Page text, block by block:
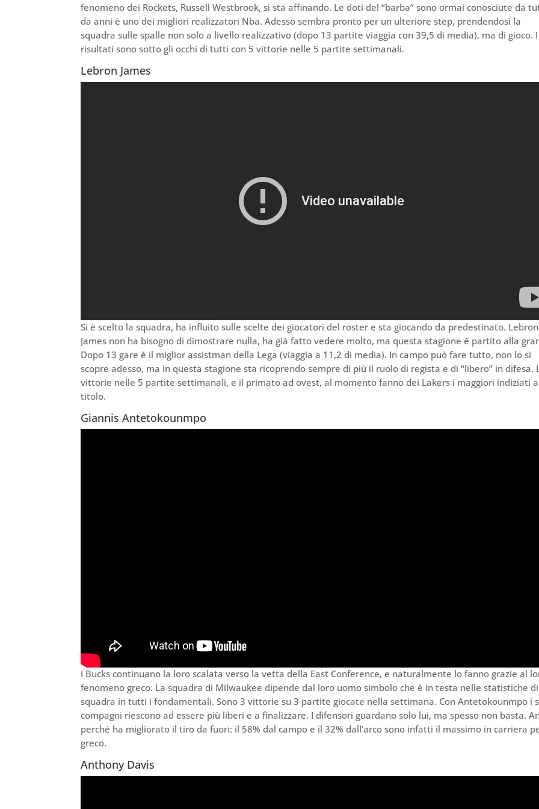
fenomeno dei Rockets, Russell Westbrook, si sta affinando. Le doti del “barba” sono ormai conosciute da
da anni è uno dei migliori realizzatori Nba. Adesso sembra pronto per un ulteriore step, prendendosi la
squadra sulle spalle non solo a livello realizzativo (dopo 13 partite viaggia con 39,5 di media), ma di gioco. I
risultati sono sotto gli occhi di tutti con 5 vittorie nelle 5 partite settimanali.
Lebron James
Si è scelto la squadra, ha influito sulle scelte dei giocatori del roster e sta giocando da predestinato. Lebron
James non ha bisogno di dimostrare nulla, ha già fatto vedere molto, ma questa stagione è partito alla
Dopo 13 gare è il miglior assistman della Lega (viaggia a 11,2 di media). In campo può fare tutto, non lo si
scopre adesso, ma in questa stagione sta ricoprendo sempre di più il ruolo di regista e di “libero” in difesa.
vittorie nelle 5 partite settimanali, e il primato ad ovest, al momento fanno dei Lakers i maggiori indiziati
titolo.
Giannis Antetokounmpo
I Bucks continuano la loro scalata verso la vetta della East Conference, e naturalmente lo fanno grazie al
fenomeno greco. La squadra di Milwaukee dipende dal loro uomo simbolo che è in testa nelle statistiche di
squadra in tutti i fondamentali. Sono 3 vittorie su 3 partite giocate nella settimana. Con Antetokounmpo i
compagni riescono ad essere più liberi e a finalizzare. I difensori guardano solo lui, ma spesso non basta.
perché ha migliorato il tiro da fuori: il 58% dal campo e il 32% dall’arco sono infatti il massimo in carriera
greco.
Anthony Davis